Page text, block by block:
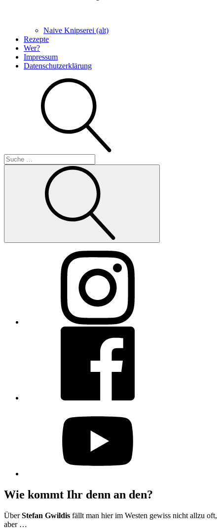
Naive Knipserei (alt)
Rezepte
Wer?
Impressum
Datenschutzerklärung
Wie kommt Ihr denn an den?
ÜberStefan Gwildis fällt man hier im Westen gewiss nicht allzu oft,
aber …